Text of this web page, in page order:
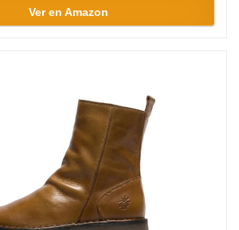
Ver en Amazon